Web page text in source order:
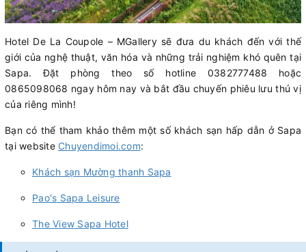
Hotel De La Coupole – MGallery sẽ đưa du khách đến với thế
giới của nghệ thuật, văn hóa và những trải nghiệm khó quên tại
Sapa. Đặt phòng theo số hotline 0382777488 hoặc
0865098068 ngay hôm nay và bắt đầu chuyến phiêu lưu thú vị
của riêng mình!
Bạn có thể tham khảo thêm một số khách sạn hấp dẫn ở Sapa
tại website Chuyendimoi.com:
Khách sạn Mường thanh Sapa
Pao's Sapa Leisure
The View Sapa Hotel